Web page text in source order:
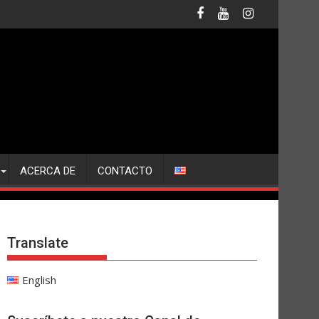
ACERCA DE CONTACTO
Translate
English